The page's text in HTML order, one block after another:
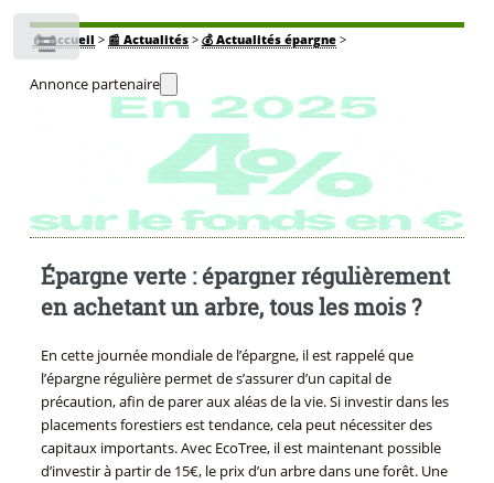
🏠Accueil > 📰 Actualités> 💰 Actualités épargne>
Annonce partenaire
Épargne verte : épargner régulièrement
en achetant un arbre, tous les mois ?
En cette journée mondiale de l’épargne, il est rappelé que
l’épargne régulière permet de s’assurer d’un capital de
précaution, afin de parer aux aléas de la vie. Si investir dans les
placements forestiers est tendance, cela peut nécessiter des
capitaux importants. Avec EcoTree, il est maintenant possible
d’investir à partir de 15€, le prix d’un arbre dans une forêt. Une
Toggle